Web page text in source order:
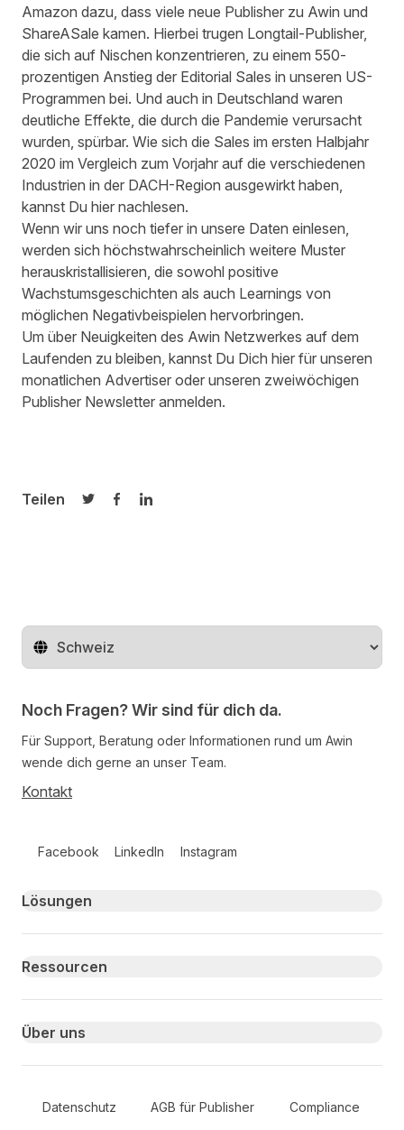
Amazon dazu, dass viele neue Publisher zu Awin und
ShareASale kamen. Hierbei trugen Longtail-Publisher,
die sich auf Nischen konzentrieren, zu einem 550-
prozentigen Anstieg der Editorial Sales in unseren US-
Programmen bei. Und auch in Deutschland waren
deutliche Effekte, die durch die Pandemie verursacht
wurden, spürbar. Wie sich die Sales im ersten Halbjahr
2020 im Vergleich zum Vorjahr auf die verschiedenen
Industrien in der DACH-Region ausgewirkt haben,
kannst Du hier nachlesen.
Wenn wir uns noch tiefer in unsere Daten einlesen,
werden sich höchstwahrscheinlich weitere Muster
herauskristallisieren, die sowohl positive
Wachstumsgeschichten als auch Learnings von
möglichen Negativbeispielen hervorbringen.
Um über Neuigkeiten des Awin Netzwerkes auf dem
Laufenden zu bleiben, kannst Du Dich hier für unseren
monatlichen Advertiser oder unseren zweiwöchigen
Publisher Newsletter anmelden.
Teilen
Auf Twitter teilen
Auf Facebook teilen
Auf LinkedIn teilen
Region ändern
Noch Fragen? Wir sind für dich da.
Für Support, Beratung oder Informationen rund um Awin
wende dich gerne an unser Team.
Kontakt
Facebook LinkedIn Instagram
Primary footer navigation
Lösungen
Ressourcen
Über uns
Secondary Footer Navigation
Datenschutz AGB für Publisher Compliance